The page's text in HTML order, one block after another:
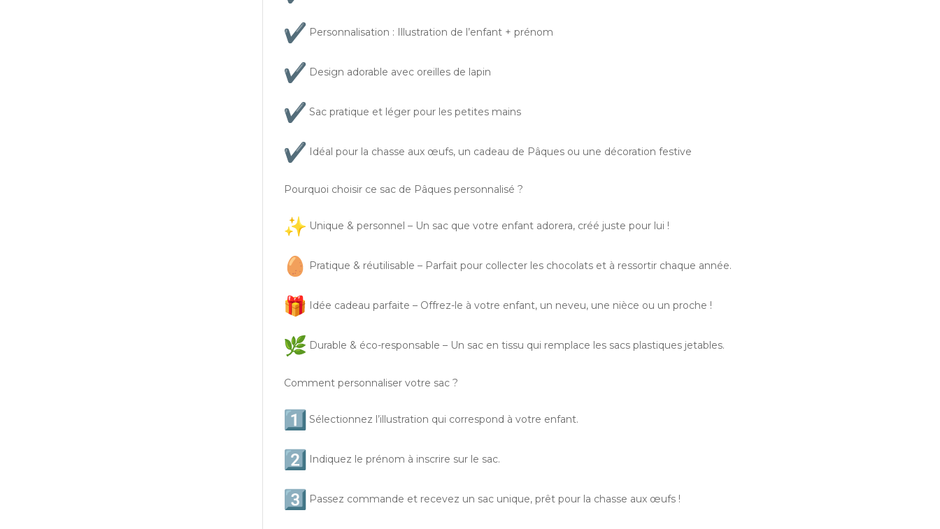
Personnalisation : Illustration de l’enfant + prénom
Design adorable avec oreilles de lapin
Sac pratique et léger pour les petites mains
Idéal pour la chasse aux œufs, un cadeau de Pâques ou une décoration festive
Pourquoi choisir ce sac de Pâques personnalisé ?
Unique & personnel – Un sac que votre enfant adorera, créé juste pour lui !
Pratique & réutilisable – Parfait pour collecter les chocolats et à ressortir chaque année.
Idée cadeau parfaite – Offrez-le à votre enfant, un neveu, une nièce ou un proche !
Durable & éco-responsable – Un sac en tissu qui remplace les sacs plastiques jetables.
Comment personnaliser votre sac ?
Sélectionnez l’illustration qui correspond à votre enfant.
Indiquez le prénom à inscrire sur le sac.
Passez commande et recevez un sac unique, prêt pour la chasse aux œufs !